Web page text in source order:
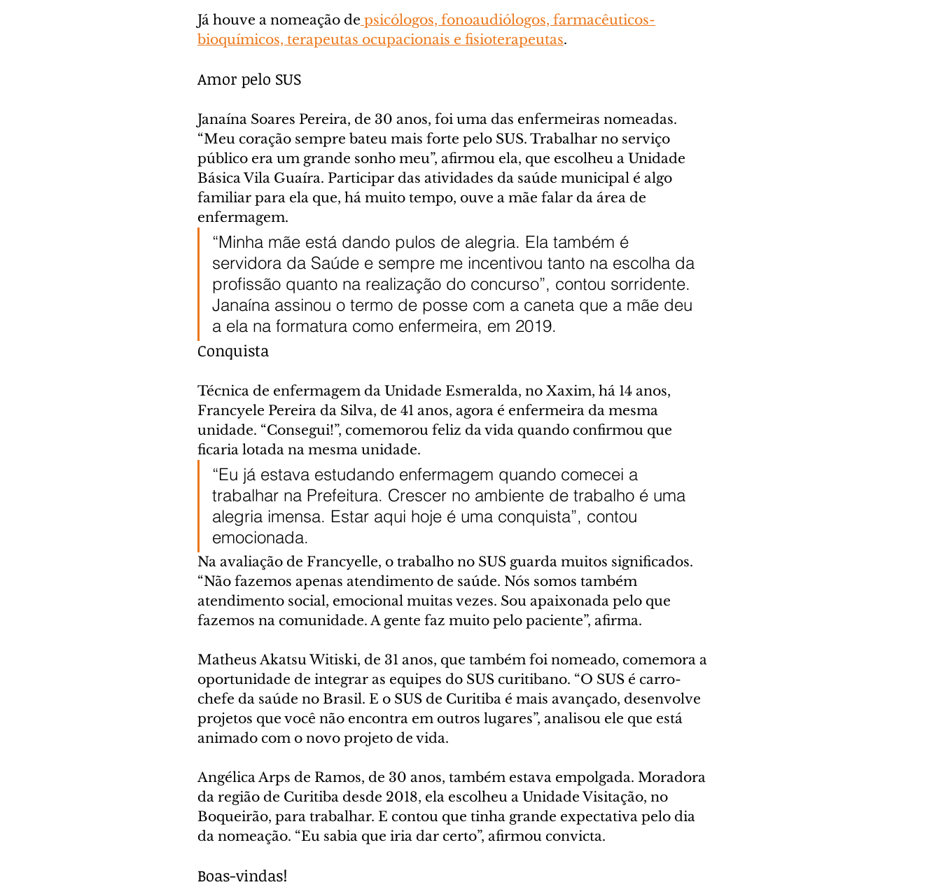
Já houve a nomeação de psicólogos, fonoaudiólogos, farmacêuticos-
bioquímicos, terapeutas ocupacionais e fisioterapeutas.
Amor pelo SUS
Janaína Soares Pereira, de 30 anos, foi uma das enfermeiras nomeadas.
“Meu coração sempre bateu mais forte pelo SUS. Trabalhar no serviço
público era um grande sonho meu”, afirmou ela, que escolheu a Unidade
Básica Vila Guaíra. Participar das atividades da saúde municipal é algo
familiar para ela que, há muito tempo, ouve a mãe falar da área de
enfermagem.
“Minha mãe está dando pulos de alegria. Ela também é
servidora da Saúde e sempre me incentivou tanto na escolha da
profissão quanto na realização do concurso”, contou sorridente.
Janaína assinou o termo de posse com a caneta que a mãe deu
a ela na formatura como enfermeira, em 2019.
Conquista
Técnica de enfermagem da Unidade Esmeralda, no Xaxim, há 14 anos,
Francyele Pereira da Silva, de 41 anos, agora é enfermeira da mesma
unidade. “Consegui!”, comemorou feliz da vida quando confirmou que
ficaria lotada na mesma unidade.
“Eu já estava estudando enfermagem quando comecei a
trabalhar na Prefeitura. Crescer no ambiente de trabalho é uma
alegria imensa. Estar aqui hoje é uma conquista”, contou
emocionada.
Na avaliação de Francyelle, o trabalho no SUS guarda muitos significados.
“Não fazemos apenas atendimento de saúde. Nós somos também
atendimento social, emocional muitas vezes. Sou apaixonada pelo que
fazemos na comunidade. A gente faz muito pelo paciente”, afirma.
Matheus Akatsu Witiski, de 31 anos, que também foi nomeado, comemora a
oportunidade de integrar as equipes do SUS curitibano. “O SUS é carro-
chefe da saúde no Brasil. E o SUS de Curitiba é mais avançado, desenvolve
projetos que você não encontra em outros lugares”, analisou ele que está
animado com o novo projeto de vida.
Angélica Arps de Ramos, de 30 anos, também estava empolgada. Moradora
da região de Curitiba desde 2018, ela escolheu a Unidade Visitação, no
Boqueirão, para trabalhar. E contou que tinha grande expectativa pelo dia
da nomeação. “Eu sabia que iria dar certo”, afirmou convicta.
Boas-vindas!